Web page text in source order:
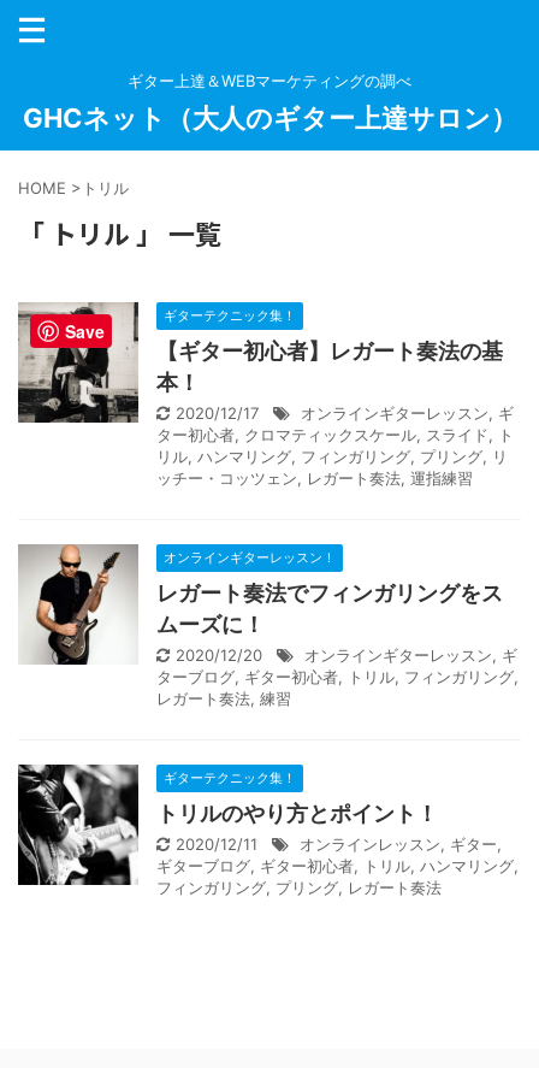
ギター上達＆WEBマーケティングの調べ
GHCネット（大人のギター上達サロン）
HOME > トリル
「 トリル 」 一覧
ギターテクニック集！
【ギター初心者】レガート奏法の基
本！
2020/12/17 オンラインギターレッスン, ギ
ター初心者, クロマティックスケール, スライド, ト
リル, ハンマリング, フィンガリング, プリング, リ
ッチー・コッツェン, レガート奏法, 運指練習
オンラインギターレッスン！
レガート奏法でフィンガリングをス
ムーズに！
2020/12/20 オンラインギターレッスン, ギ
ターブログ, ギター初心者, トリル, フィンガリング,
レガート奏法, 練習
ギターテクニック集！
トリルのやり方とポイント！
2020/12/11 オンラインレッスン, ギター,
ギターブログ, ギター初心者, トリル, ハンマリング,
フィンガリング, プリング, レガート奏法
Save